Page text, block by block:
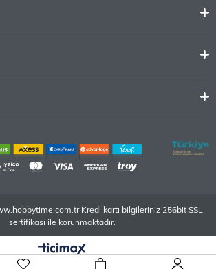
Kredi kartı bilgileriniz 256bit SSL
sertifikası ile korunmaktadır.